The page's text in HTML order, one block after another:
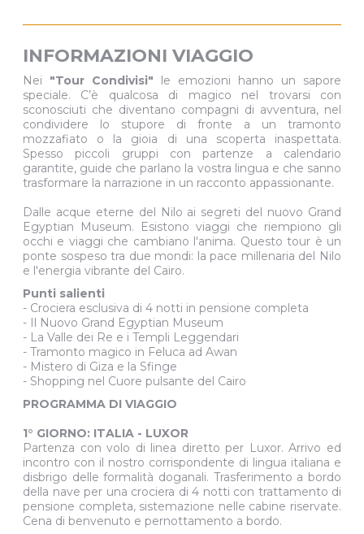
INFORMAZIONI VIAGGIO
Nei "Tour Condivisi" le emozioni hanno un sapore
speciale. C’è qualcosa di magico nel trovarsi con
sconosciuti che diventano compagni di avventura, nel
condividere lo stupore di fronte a un tramonto
mozzafiato o la gioia di una scoperta inaspettata.
Spesso piccoli gruppi con partenze a calendario
garantite, guide che parlano la vostra lingua e che sanno
trasformare la narrazione in un racconto appassionante.
Dalle acque eterne del Nilo ai segreti del nuovo Grand
Egyptian Museum. Esistono viaggi che riempiono gli
occhi e viaggi che cambiano l'anima. Questo tour è un
ponte sospeso tra due mondi: la pace millenaria del Nilo
e l'energia vibrante del Cairo.
Punti salienti
- Crociera esclusiva di 4 notti in pensione completa
- Il Nuovo Grand Egyptian Museum
- La Valle dei Re e i Templi Leggendari
- Tramonto magico in Feluca ad Awan
- Mistero di Giza e la Sfinge
- Shopping nel Cuore pulsante del Cairo
PROGRAMMA DI VIAGGIO
1° GIORNO: ITALIA - LUXOR
Partenza con volo di linea diretto per Luxor. Arrivo ed
incontro con il nostro corrispondente di lingua italiana e
disbrigo delle formalità doganali. Trasferimento a bordo
della nave per una crociera di 4 notti con trattamento di
pensione completa, sistemazione nelle cabine riservate.
Cena di benvenuto e pernottamento a bordo.